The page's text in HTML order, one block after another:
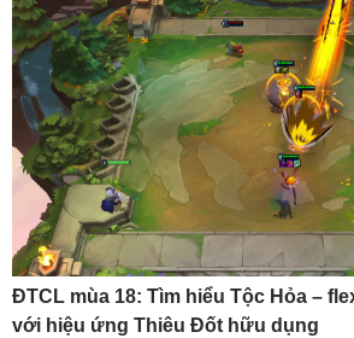
ĐTCL mùa 18: Tìm hiểu Tộc Hỏa –
với hiệu ứng Thiêu Đốt hữu dụng